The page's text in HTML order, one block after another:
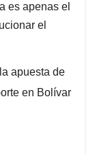
es apenas el
el